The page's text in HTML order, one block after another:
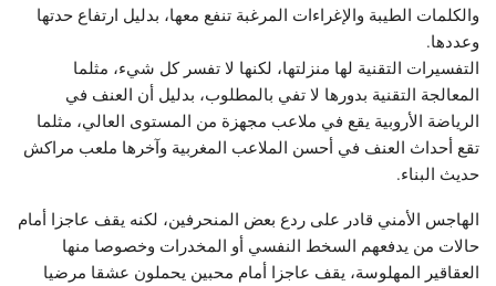
والكلمات الطيبة والإغراءات المرغبة تنفع معها، بدليل ارتفاع حدتها
وعددها.
التفسيرات التقنية لها منزلتها، لكنها لا تفسر كل شيء، مثلما
المعالجة التقنية بدورها لا تفي بالمطلوب، بدليل أن العنف في
الرياضة الأروبية يقع في ملاعب مجهزة من المستوى العالي، مثلما
تقع أحداث العنف في أحسن الملاعب المغربية وآخرها ملعب مراكش
حديث البناء.
الهاجس الأمني قادر على ردع بعض المنحرفين، لكنه يقف عاجزا أمام
حالات من يدفعهم السخط النفسي أو المخدرات وخصوصا منها
العقاقير المهلوسة، يقف عاجزا أمام محبين يحملون عشقا مرضيا